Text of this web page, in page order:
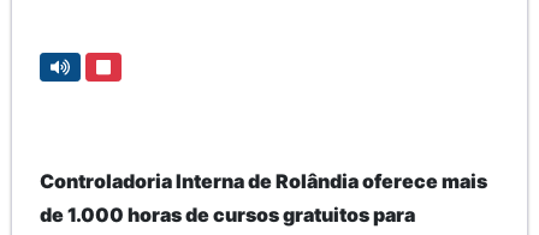
Controladoria Interna de Rolândia oferece mais
de 1.000 horas de cursos gratuitos para